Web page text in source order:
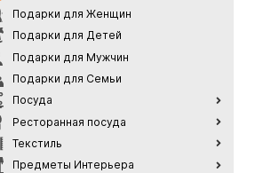
Подарки для Женщин
Подарки для Детей
Подарки для Мужчин
Подарки для Семьи
Посуда
Ресторанная посуда
Текстиль
Предметы Интерьера